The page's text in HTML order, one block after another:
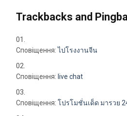
Trackbacks and
Сповіщення:ไปโรงงานจีน
Сповіщення: live chat
Сповіщення:โปรโมชั่นเด็ด มารวย